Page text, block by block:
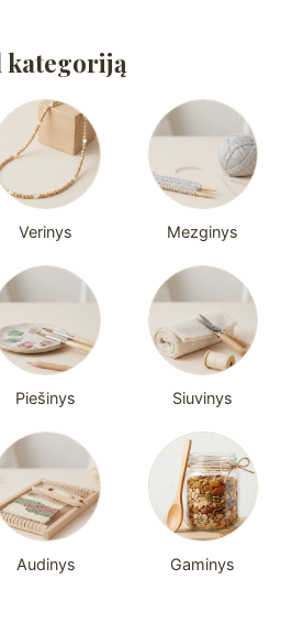
kategoriją
Verinys Mezginys
Piešinys Siuvinys
Audinys Gaminys